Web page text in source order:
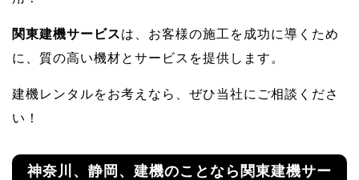
関東建機サービスは、お客様の施工を成功に導くため
に、質の高い機材とサービスを提供します。
建機レンタルをお考えなら、ぜひ当社にご相談くださ
い！
神奈川、静岡、建機のことなら関東建機サー